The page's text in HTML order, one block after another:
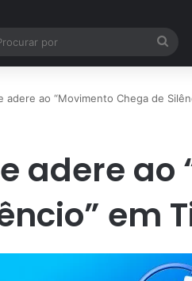
skin
por
adere ao “Movimento Chega de
adere ao
em